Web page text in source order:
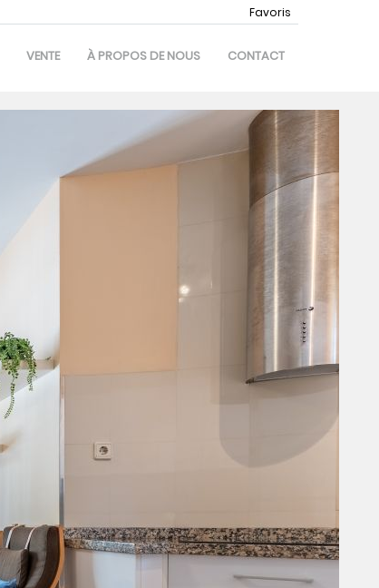
Favoris
VENTE À PROPOS DE NOUS CONTACT